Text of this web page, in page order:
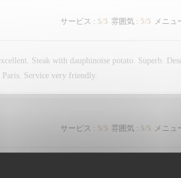
サービス : 5/5 雰囲気: 5/5 メニュ
Steak with dauphinoise potato. Superb.
Paris. Service very friendly.
サービス : 5/5 雰囲気: 5/5 メニュ
the 17th near the Arc. Lovely room, delicious